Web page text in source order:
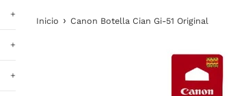
+
+
+
Inicio › Canon Botella Cian Gi-51 Original